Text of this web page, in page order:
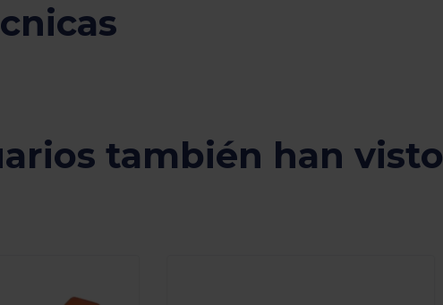
también han visto